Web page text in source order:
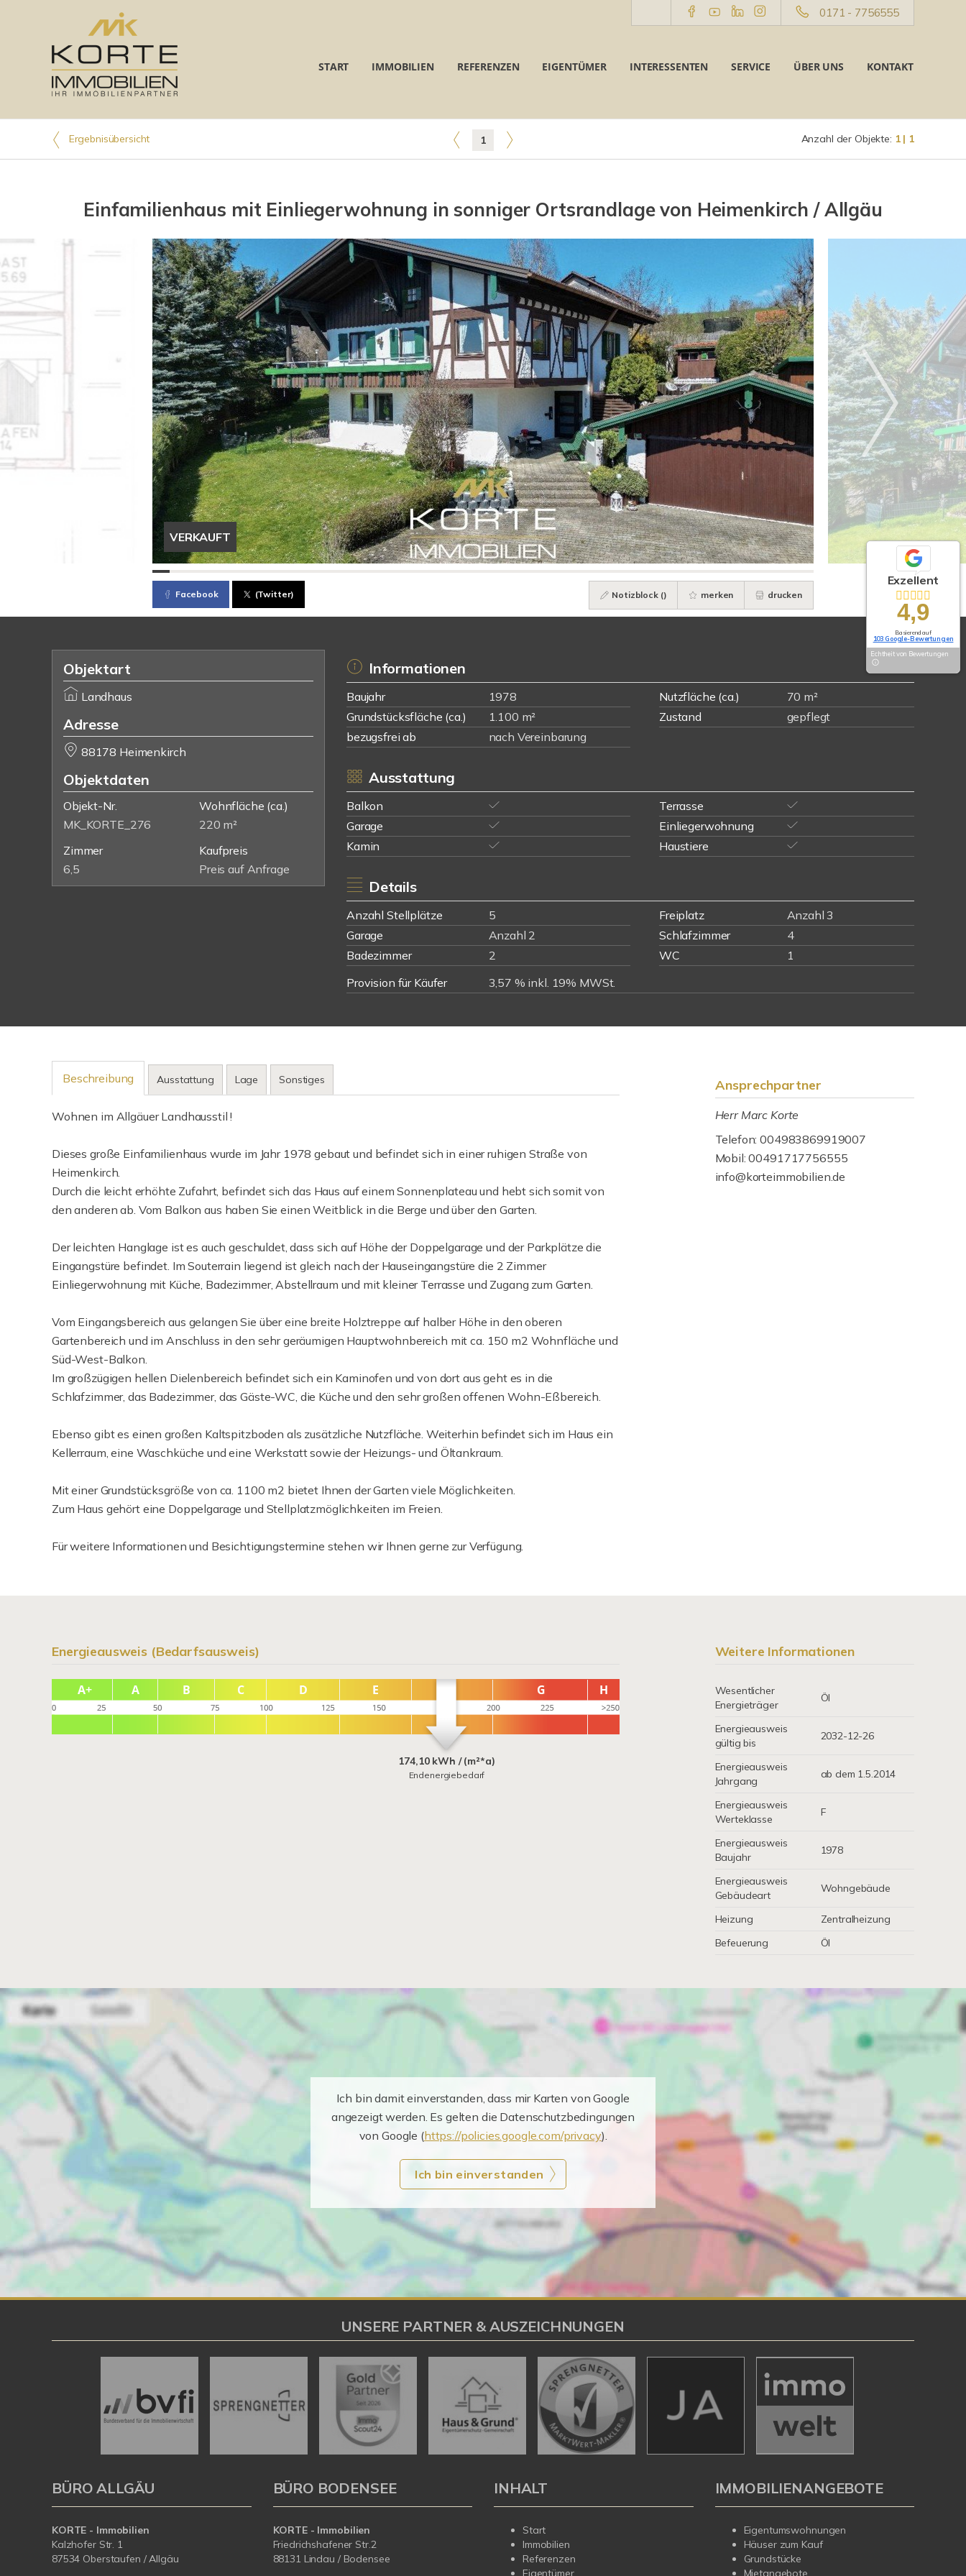
0171 - 7756555
START IMMOBILIEN REFERENZEN EIGENTÜMER INTERESSENTEN SERVICE ÜBER UNS KONTAKT
Ergebnisübersicht 1 Anzahl der Objekte: 1 | 1
Einfamilienhaus mit Einliegerwohnung in sonniger Ortsrandlage von Heimenkirch / Allgäu
VERKAUFT
Facebook (Twitter) Notizblock () merken drucken
Objektart
Landhaus
Adresse
88178 Heimenkirch
Objektdaten
Objekt-Nr.
MK_KORTE_276
Wohnfläche (ca.)
220 m²
Zimmer
6,5
Kaufpreis
Preis auf Anfrage
Informationen
Baujahr 1978 Nutzfläche (ca.)
70 m²
Grundstücksfläche (ca.)
1.100 m² Zustand
gepflegt
bezugsfrei ab
nach Vereinbarung
Ausstattung
Balkon
Terrasse
Garage
Einliegerwohnung
Kamin
Haustiere
Details
Anzahl Stellplätze 5 Freiplatz
Anzahl 3
Garage
Anzahl 2 Schlafzimmer
4
Badezimmer
2 WC
1
Provision für Käufer
3,57 % inkl. 19% MWSt.
Beschreibung Ausstattung Lage Sonstiges
Wohnen im Allgäuer Landhausstil !
Dieses große Einfamilienhaus wurde im Jahr 1978 gebaut und befindet sich in einer ruhigen Straße von
Heimenkirch.
Durch die leicht erhöhte Zufahrt, befindet sich das Haus auf einem Sonnenplateau und hebt sich somit von
den anderen ab. Vom Balkon aus haben Sie einen Weitblick in die Berge und über den Garten.
Der leichten Hanglage ist es auch geschuldet, dass sich auf Höhe der Doppelgarage und der Parkplätze die
Eingangstüre befindet. Im Souterrain liegend ist gleich nach der Hauseingangstüre die 2 Zimmer
Einliegerwohnung mit Küche, Badezimmer, Abstellraum und mit kleiner Terrasse und Zugang zum Garten.
Vom Eingangsbereich aus gelangen Sie über eine breite Holztreppe auf halber Höhe in den oberen
Gartenbereich und im Anschluss in den sehr geräumigen Hauptwohnbereich mit ca. 150 m2 Wohnfläche und
Süd-West-Balkon.
Im großzügigen hellen Dielenbereich befindet sich ein Kaminofen und von dort aus geht es in die
Schlafzimmer, das Badezimmer, das Gäste-WC, die Küche und den sehr großen offenen Wohn-Eßbereich.
Ebenso gibt es einen großen Kaltspitzboden als zusätzliche Nutzfläche. Weiterhin befindet sich im Haus ein
Kellerraum, eine Waschküche und eine Werkstatt sowie der Heizungs- und Öltankraum.
Mit einer Grundstücksgröße von ca. 1100 m2 bietet Ihnen der Garten viele Möglichkeiten.
Zum Haus gehört eine Doppelgarage und Stellplatzmöglichkeiten im Freien.
Für weitere Informationen und Besichtigungstermine stehen wir Ihnen gerne zur Verfügung.
Ansprechpartner
Herr Marc Korte
Telefon: 004983869919007
Mobil: 00491717756555
info@korteimmobilien.de
Energieausweis (Bedarfsausweis)
174,10 kWh / (m²*a)
Endenergiebedarf
Weitere Informationen
Wesentlicher
Energieträger
Öl
Energieausweis
gültig bis
2032-12-26
Energieausweis
Jahrgang
ab dem 1.5.2014
Energieausweis
Werteklasse
F
Energieausweis
Baujahr
1978
Energieausweis
Gebäudeart
Wohngebäude
Heizung
Zentralheizung
Befeuerung
Öl
Ich bin damit einverstanden, dass mir Karten von Google
angezeigt werden. Es gelten die Datenschutzbedingungen
von Google (https://policies.google.com/privacy).
Ich bin einverstanden
Exzellent
4,9
Basierend auf
103 Google-Bewertungen
Echtheit von Bewertungen
UNSERE PARTNER & AUSZEICHNUNGEN
BÜRO ALLGÄU
KORTE - Immobilien
Kalzhofer Str. 1
87534 Oberstaufen / Allgäu
BÜRO BODENSEE
KORTE - Immobilien
Friedrichshafener Str.2
88131 Lindau / Bodensee
INHALT
Start
Immobilien
Referenzen
Eigentümer
IMMOBILIENANGEBOTE
Eigentumswohnungen
Häuser zum Kauf
Grundstücke
Mietangebote